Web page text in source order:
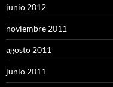
junio 2012
noviembre 2011
agosto 2011
junio 2011